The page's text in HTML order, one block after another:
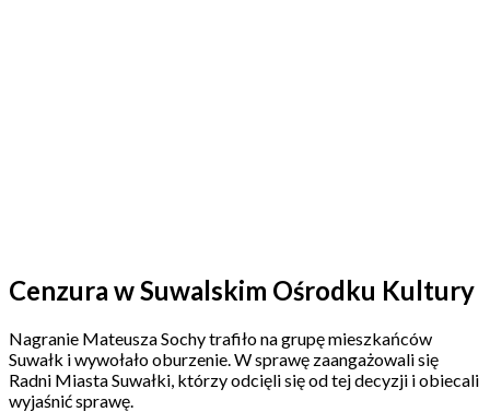
Cenzura w Suwalskim Ośrodku Kultury
Nagranie Mateusza Sochy trafiło na grupę mieszkańców
Suwałk i wywołało oburzenie. W sprawę zaangażowali się
Radni Miasta Suwałki, którzy odcięli się od tej decyzji i obiecali
wyjaśnić sprawę.